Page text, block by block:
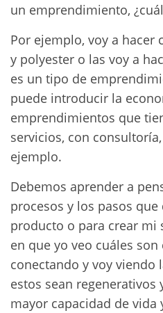
un emprendimiento,
Por ejemplo, voy a hacer
y polyester o las voy a
es un tipo de
puede introducir la
emprendimientos que
servicios, con
ejemplo.
Debemos aprender a
procesos y los pasos
producto o para crear mi
en que yo veo cuáles
conectando y voy
estos sean regenerativos
mayor capacidad de vida